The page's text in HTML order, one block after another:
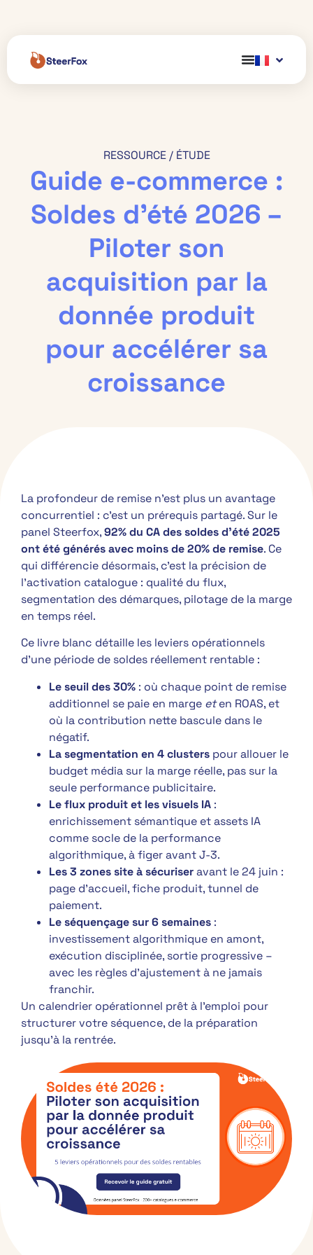
RESSOURCE / ÉTUDE
Guide e-commerce :
Soldes d’été 2026 –
Piloter son
acquisition par la
donnée produit
pour accélérer sa
croissance
La profondeur de remise n’est plus un avantage
concurrentiel : c’est un prérequis partagé. Sur le
panel Steerfox,92% du CA des soldes d’été 2025
ont été générés avec moins de 20% de remise. Ce
qui différencie désormais, c’est la précision de
l’activation catalogue : qualité du flux,
segmentation des démarques, pilotage de la marge
en temps réel.
Ce livre blanc détaille les leviers opérationnels
d’une période de soldes réellement rentable :
Le seuil des 30% : où chaque point de remise
additionnel se paie en marge eten ROAS, et
où la contribution nette bascule dans le
négatif.
La segmentation en 4 clusters pour allouer le
budget média sur la marge réelle, pas sur la
seule performance publicitaire.
Le flux produit et les visuels IA :
enrichissement sémantique et assets IA
comme socle de la performance
algorithmique, à figer avant J-3.
Les 3 zones site à sécuriseravant le 24 juin :
page d’accueil, fiche produit, tunnel de
paiement.
Le séquençage sur 6 semaines :
investissement algorithmique en amont,
exécution disciplinée, sortie progressive –
avec les règles d’ajustement à ne jamais
franchir.
Un calendrier opérationnel prêt à l’emploi pour
structurer votre séquence, de la préparation
jusqu’à la rentrée.